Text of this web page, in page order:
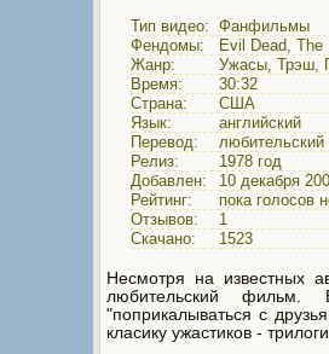
Тип видео: Фанфильмы
Фендомы:
Evil Dead, The
Жанр:
Ужасы, Трэш,
Время:
30:32
Страна:
США
Язык:
английский
Перевод:
любительский
Релиз:
1978 год
Добавлен:
10 декабря
Рейтинг:
пока голосов
Отзывов:
1
Скачано:
1523
Несмотря на известных
любительский
"поприкалываться с
класику ужастиков -